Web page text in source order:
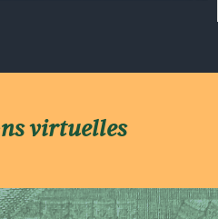
virtuelles